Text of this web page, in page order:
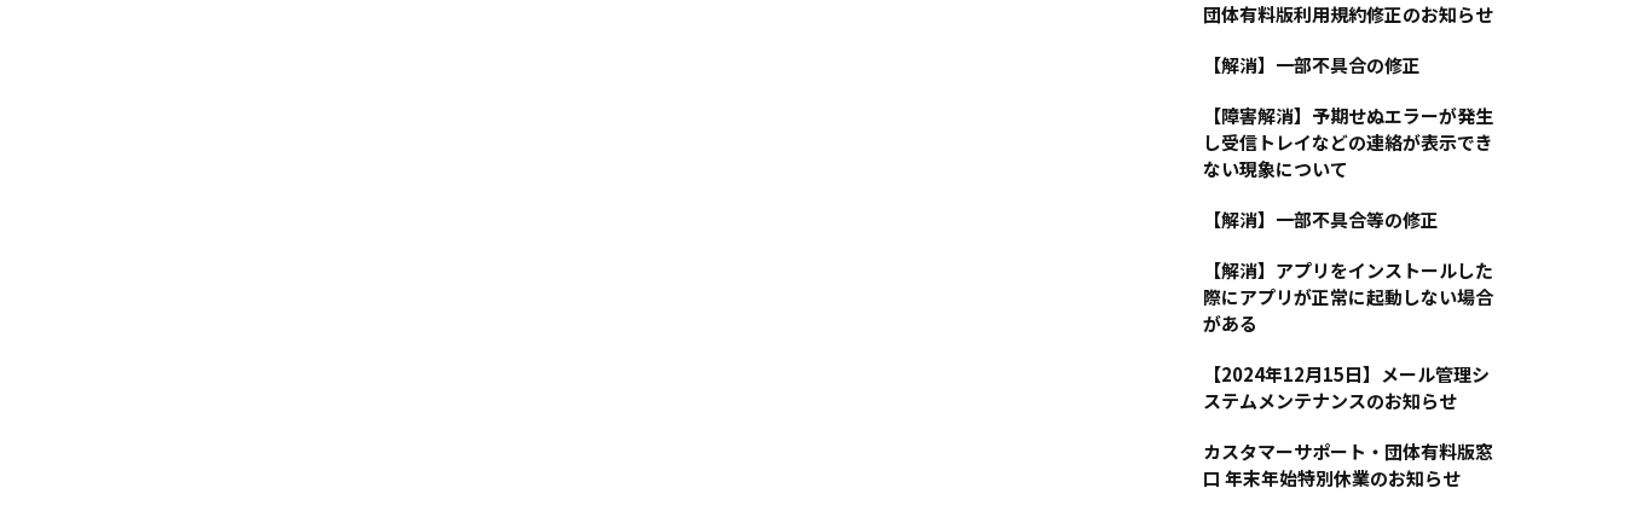
団体有料版利用規約修正のお知らせ
【解消】一部不具合の修正
【障害解消】予期せぬエラーが発生
し受信トレイなどの連絡が表示でき
ない現象について
【解消】一部不具合等の修正
【解消】アプリをインストールした
際にアプリが正常に起動しない場合
がある
【2024年12月15日】メール管理シ
ステムメンテナンスのお知らせ
カスタマーサポート・団体有料版窓
口 年末年始特別休業のお知らせ